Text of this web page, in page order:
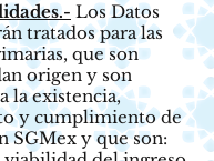
Los Datos
tratados para las
que son
origen y son
la existencia,
y cumplimiento de
SGMex y que son: